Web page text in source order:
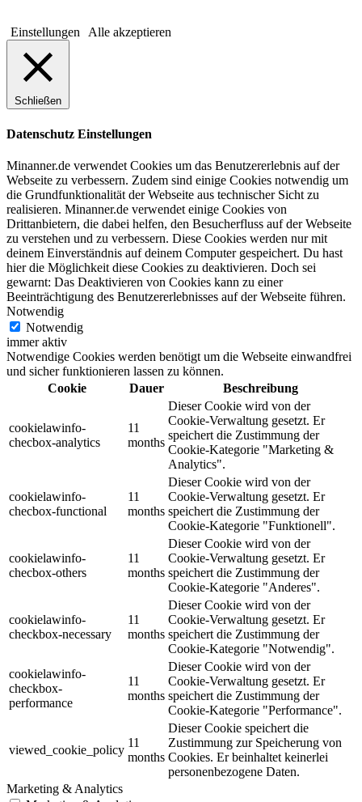
Einstellungen Alle akzeptieren
Schließen
Datenschutz Einstellungen
Minanner.de verwendet Cookies um das Benutzererlebnis auf der
Webseite zu verbessern. Zudem sind einige Cookies notwendig um
die Grundfunktionalität der Webseite aus technischer Sicht zu
realisieren. Minanner.de verwendet einige Cookies von
Drittanbietern, die dabei helfen, den Besucherfluss auf der Webseite
zu verstehen und zu verbessern. Diese Cookies werden nur mit
deinem Einverständnis auf deinem Computer gespeichert. Du hast
hier die Möglichkeit diese Cookies zu deaktivieren. Doch sei
gewarnt: Das Deaktivieren von Cookies kann zu einer
Beeinträchtigung des Benutzererlebnisses auf der Webseite führen.
Notwendig
Notwendig
immer aktiv
Notwendige Cookies werden benötigt um die Webseite einwandfrei
und sicher funktionieren lassen zu können.
Cookie
Dauer Beschreibung
cookielawinfo-
checbox-analytics
11
months
Dieser Cookie wird von der
Cookie-Verwaltung gesetzt. Er
speichert die Zustimmung der
Cookie-Kategorie "Marketing &
Analytics".
cookielawinfo-
checbox-functional
11
months
Dieser Cookie wird von der
Cookie-Verwaltung gesetzt. Er
speichert die Zustimmung der
Cookie-Kategorie "Funktionell".
cookielawinfo-
checbox-others
11
months
Dieser Cookie wird von der
Cookie-Verwaltung gesetzt. Er
speichert die Zustimmung der
Cookie-Kategorie "Anderes".
cookielawinfo-
checkbox-necessary
11
months
Dieser Cookie wird von der
Cookie-Verwaltung gesetzt. Er
speichert die Zustimmung der
Cookie-Kategorie "Notwendig".
cookielawinfo-
checkbox-
performance
11
months
Dieser Cookie wird von der
Cookie-Verwaltung gesetzt. Er
speichert die Zustimmung der
Cookie-Kategorie "Performance".
viewed_cookie_policy
11
months
Dieser Cookie speichert die
Zustimmung zur Speicherung von
Cookies. Er beinhaltet keinerlei
personenbezogene Daten.
Marketing & Analytics